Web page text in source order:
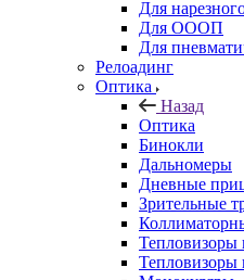
Для
Для ОООП
Для
Релоадинг
Оптика
Назад
Оптика
Бинокли
Дальномеры
Дневные
Зрительные